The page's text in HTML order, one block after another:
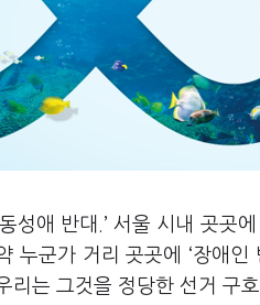
동성애 반대.’ 서울 시내 곳곳
누군가 거리 곳곳에 ‘장애인
리는 그것을 정당한 선거 구